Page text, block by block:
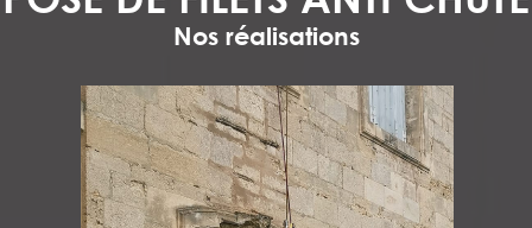
Nos réalisations